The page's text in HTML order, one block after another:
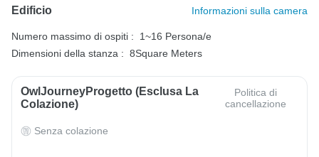
Edificio Informazioni sulla camera
Numero massimo di ospiti :
1~16 Persona/e
Dimensioni della stanza : 8Square Meters
OwlJourneyProgetto (esclusa La
Colazione)
Politica di
cancellazione
Senza colazione